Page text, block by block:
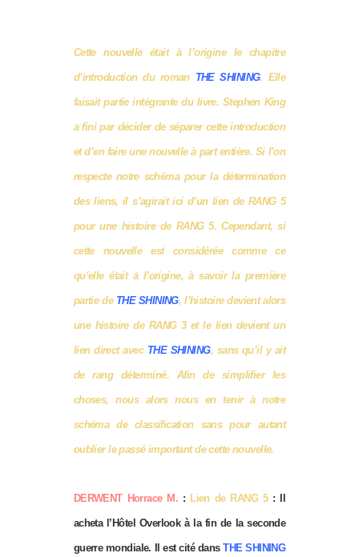
Cette nouvelle était à l’origine le chapitre
d’introduction du roman THE SHINING. Elle
faisait partie intégrante du livre. Stephen King
a fini par décider de séparer cette introduction
et d’en faire une nouvelle à part entière. Si l’on
respecte notre schéma pour la détermination
des liens, il s’agirait ici d’un lien de RANG 5
pour une histoire de RANG 5. Cependant, si
cette nouvelle est considérée comme ce
qu’elle était à l’origine, à savoir la première
partie de THE SHINING, l’histoire devient alors
une histoire de RANG 3 et le lien devient un
lien direct avec THE SHINING, sans qu’il y ait
de rang déterminé. Afin de simplifier les
choses, nous alors nous en tenir à notre
schéma de classification sans pour autant
oublier le passé important de cette nouvelle.
DERWENT Horrace M. : Lien de RANG 5: Il
acheta l’Hôtel Overlook à la fin de la seconde
guerre mondiale. Il est cité dansTHE SHINING